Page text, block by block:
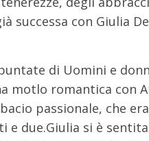
successa con Giulia
di Uomini e
motlo romantica con
passionale, che
e due.Giulia si è